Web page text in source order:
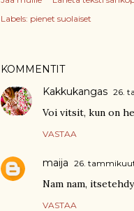
Labels: pienet suolaiset
KOMMENTIT
Kakkukangas 26.
Voi vitsit, kun on
VASTAA
maija 26.
Nam nam,
VASTAA